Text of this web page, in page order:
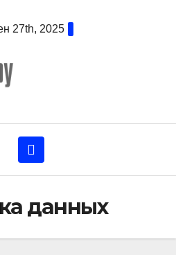
27th, 2025
данных